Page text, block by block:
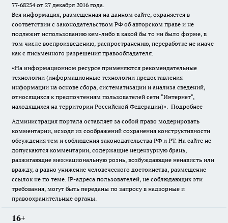
77-68254 от 27 декабря 2016 года.
Вся информация, размещенная на данном сайте, охраняется в
соответствии с законодательством РФ об авторском праве и не
подлежит использованию кем-либо в какой бы то ни было форме, в
том числе воспроизведению, распространению, переработке не иначе
как с письменного разрешения правообладателя.
«На информационном ресурсе применяются рекомендательные
технологии (информационные технологии предоставления
информации на основе сбора, систематизации и анализа сведений,
относящихся к предпочтениям пользователей сети "Интернет",
находящихся на территории Российской Федерации)». Подробнее
Администрация портала оставляет за собой право модерировать
комментарии, исходя из соображений сохранения конструктивности
обсуждения тем и соблюдения законодательства РФ и РТ. На сайте не
допускаются комментарии, содержащие нецензурную брань,
разжигающие межнациональную рознь, возбуждающие ненависть или
вражду, а равно унижение человеческого достоинства, размещение
ссылок не по теме. IP-адреса пользователей, не соблюдающих эти
требования, могут быть переданы по запросу в надзорные и
правоохранительные органы.
16+